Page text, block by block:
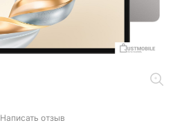
Написать отзыв